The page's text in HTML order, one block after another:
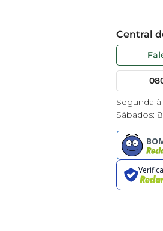
Central
Segunda
Sábados: